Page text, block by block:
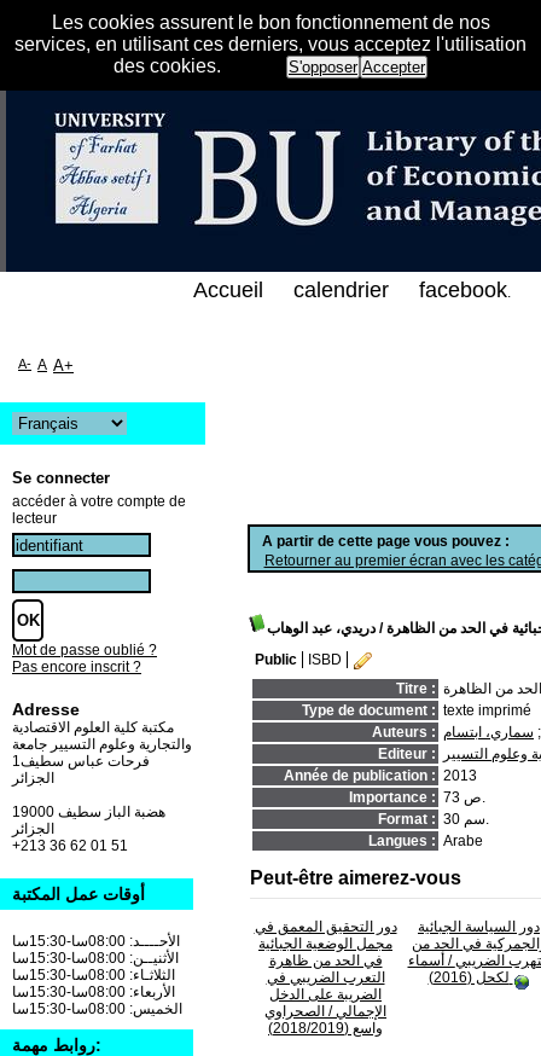
Les cookies assurent le bon fonctionnement de nos
services, en utilisant ces derniers, vous acceptez l'utilisation
des cookies.
S'opposer Accepter
على الخط المباشر لمكتبة كلية العلوم
A partir de cette page vous pouvez :
Retourner au premier écran avec les
في الحد من الظاهرة/ دريدي، عبد الوهاب
Public
ISBD
Titre : من الظاهرة
Type de document : texte imprimé
Auteurs : سماري، ابتسام
Editeur :
وعلوم التسيير
Année de publication : 2013
Importance :
73 ص.
Format :
30 سم.
Langues : Arabe
Peut-être aimerez-vous
دور التحقيق المعمق في
مجمل الوضعية الجبائية
في الحد من ظاهرة
التعرب الضريبي في
الضريبة على الدخل
الإجمالي/ الصحراوي
واسع (2018/2019)
دور السياسة الجبائية
في الحد من
الضريبي/ أسماء
لكحل (2016)
Accueil calendrier facebook.
A- A A+
Se connecter
accéder à votre compte de
lecteur
Mot de passe oublié ?
Pas encore inscrit ?
Adresse
مكتبة كلية العلوم الاقتصادية
والتجارية وعلوم التسيير جامعة
فرحات عباس سطيف1
الجزائر
19000 هضبة الباز سطيف
+213 36 62 01 51
أوقات عمل المكتبة
الأحــــد: 08:00سا-15:30سا
الأثنيــن: 08:00سا-15:30سا
الثلاثـاء: 08:00سا-15:30سا
الأربعاء: 08:00سا-15:30سا
الخميس: 08:00سا-15:30سا
روابط مهمة: